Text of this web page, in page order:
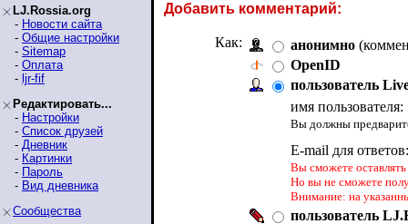
LJ.Rossia.org
- Новости сайта
- Общие настройки
- Sitemap
- Оплата
- ljr-fif
Редактировать...
- Настройки
- Список друзей
- Дневник
- Картинки
- Пароль
- Вид дневника
Сообщества
Добавить комментарий:
Как: анонимно
OpenID
пользователь
имя пользователя:
Вы должны
E-mail для
Вы сможете
Но вы не сможете
Внимание: на
пользователь